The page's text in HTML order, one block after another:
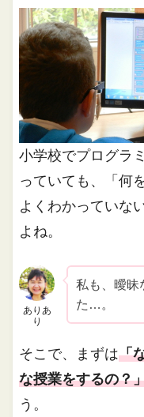
小学校でプログラ
っていても、「何
よくわかっていな
よね。
ありあ
り
私も、曖昧
た…。
そこで、まずは「
な授業をするの？
う。